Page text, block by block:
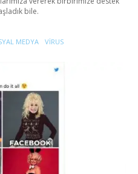
bile.
MEDYA VIRUS